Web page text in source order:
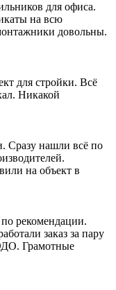
для офиса.
на всю
довольны.
для стройки. Всё
Никакой
Сразу нашли всё по
на объект в
рекомендации.
заказ за пару
Грамотные